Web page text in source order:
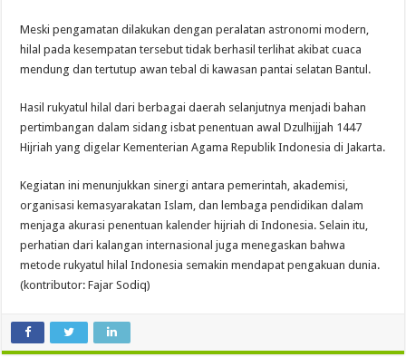
Meski pengamatan dilakukan dengan peralatan astronomi modern,
hilal pada kesempatan tersebut tidak berhasil terlihat akibat cuaca
mendung dan tertutup awan tebal di kawasan pantai selatan Bantul.
Hasil rukyatul hilal dari berbagai daerah selanjutnya menjadi bahan
pertimbangan dalam sidang isbat penentuan awal Dzulhijjah 1447
Hijriah yang digelar Kementerian Agama Republik Indonesia di Jakarta.
Kegiatan ini menunjukkan sinergi antara pemerintah, akademisi,
organisasi kemasyarakatan Islam, dan lembaga pendidikan dalam
menjaga akurasi penentuan kalender hijriah di Indonesia. Selain itu,
perhatian dari kalangan internasional juga menegaskan bahwa
metode rukyatul hilal Indonesia semakin mendapat pengakuan dunia.
(kontributor: Fajar Sodiq)